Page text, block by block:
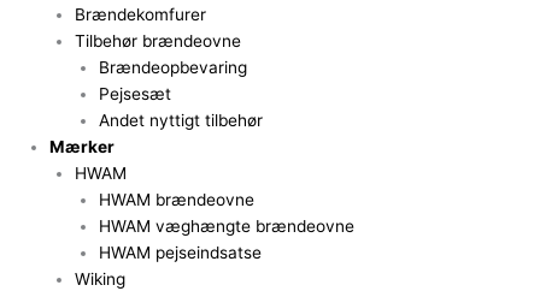
Brændekomfurer
Tilbehør brændeovne
Brændeopbevaring
Pejsesæt
Andet nyttigt tilbehør
Mærker
HWAM
HWAM brændeovne
HWAM væghængte brændeovne
HWAM pejseindsatse
Wiking